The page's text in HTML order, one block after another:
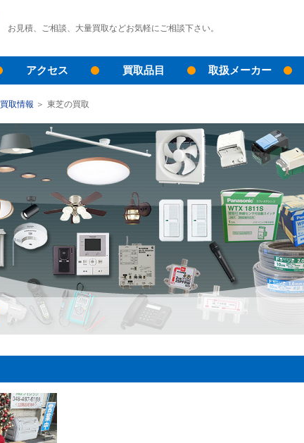
お見積、ご相談、大量買取などお気軽にご相談下さい。
アクセス 買取品目 取扱メーカー
買取情報 東芝の買取
【エアコン】東芝 R32スーパーパワーエコゴール